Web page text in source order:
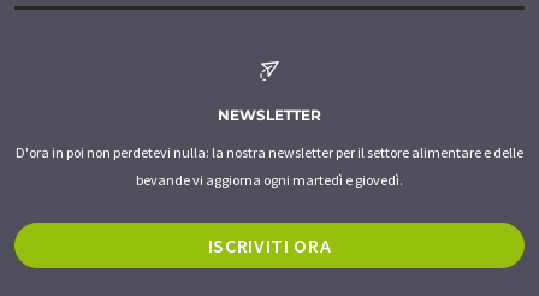
NEWSLETTER
D'ora in poi non perdetevi nulla: la nostra newsletter per il settore alimentare e delle
bevande vi aggiorna ogni martedì e giovedì.
ISCRIVITI ORA